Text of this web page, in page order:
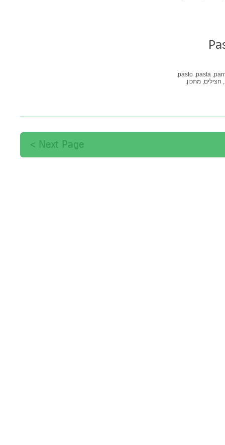
pasta,
pasto,
חצילים, מתכון,
Next Page >